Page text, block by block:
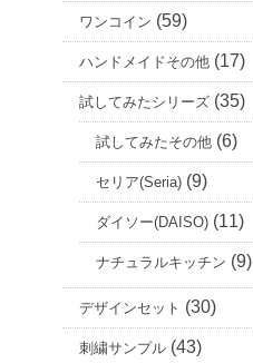
ワンコイン (59)
ハンドメイドその他 (17)
試してみたシリーズ (35)
試してみたその他 (6)
セリア(Seria) (9)
ダイソー(DAISO) (11)
ナチュラルキッチン (9)
デザインセット (30)
刺繍サンプル (43)